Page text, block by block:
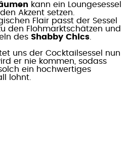
kann ein Loungesessel
Akzent setzen.
Flair passt der Sessel
den Flohmarktschätzen und
des Shabby Chics
uns der Cocktailsessel nun
er nie kommen, sodass
ein hochwertiges
lohnt.